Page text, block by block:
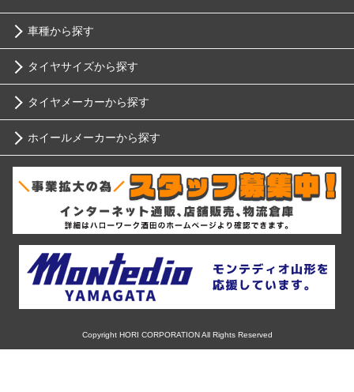
車種から探す
トヨタ
ニッサン
スバル
マツダ
ミツビシ
タイヤサイズから探す
10インチ
12インチ
14インチ
15インチ
タイヤメーカーから探す
ブリヂストン
ミシュラン
ヨコハマ
ダンロップ
ホイールメーカーから探す
RIH
Advanti Racing
Copyright HORI CORPORATION All Rights Reserved